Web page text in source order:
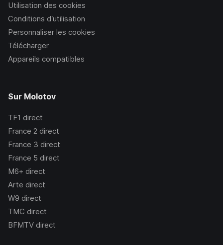
Utilisation des cookies
Conditions d’utilisation
Personnaliser les cookies
Télécharger
Appareils compatibles
Sur Molotov
TF1 direct
France 2 direct
France 3 direct
France 5 direct
M6+ direct
Arte direct
W9 direct
TMC direct
BFMTV direct